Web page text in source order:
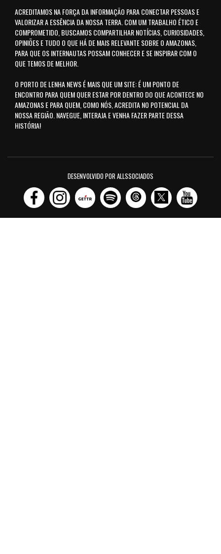
ACREDITAMOS NA FORÇA DA INFORMAÇÃO PARA CONECTAR PESSOAS E
VALORIZAR A ESSÊNCIA DA NOSSA TERRA. COM UM TRABALHO ÉTICO E
COMPROMETIDO, BUSCAMOS COMPARTILHAR NOTÍCIAS, CURIOSIDADES,
OPINIÕES E TUDO O QUE HÁ DE MAIS RELEVANTE SOBRE O AMAZONAS,
PARA QUE OS INTERNAUTAS POSSAM CONHECER E SE INSPIRAR COM O
QUE TEMOS DE MELHOR.
O PORTO DE LENHA NEWS É MAIS QUE UM SITE: É UM PONTO DE
ENCONTRO PARA QUEM QUER ESTAR POR DENTRO DO QUE ACONTECE NO
AMAZONAS E PARA QUEM, COMO NÓS, ACREDITA NO POTENCIAL DA
NOSSA REGIÃO. NAVEGUE, INTERAJA E VENHA FAZER PARTE DESSA
HISTÓRIA!
DESENVOLVIDO POR ALLSSOCIADOS